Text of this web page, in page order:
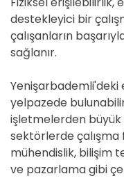
destekleyici bir
çalışanların
sağlanır.
Yenişarbademli'deki
yelpazede
işletmelerden
sektörlerde çalışma
mühendislik, bilişim
ve pazarlama gibi